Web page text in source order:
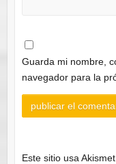
Guarda mi nombre,
navegador para la
Este sitio usa